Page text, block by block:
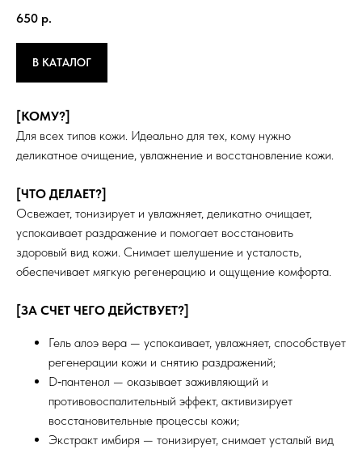
650 р.
В КАТАЛОГ
[КОМУ?]
Для всех типов кожи. Идеально для тех, кому нужно
деликатное очищение, увлажнение и восстановление кожи.
[ЧТО ДЕЛАЕТ?]
Освежает, тонизирует и увлажняет, деликатно очищает,
успокаивает раздражение и помогает восстановить
здоровый вид кожи. Снимает шелушение и усталость,
обеспечивает мягкую регенерацию и ощущение комфорта.
[ЗА СЧЕТ ЧЕГО ДЕЙСТВУЕТ?]
Гель алоэ вера — успокаивает, увлажняет, способствует
регенерации кожи и снятию раздражений;
D‑пантенол — оказывает заживляющий и
противовоспалительный эффект, активизирует
восстановительные процессы кожи;
Экстракт имбиря — тонизирует, снимает усталый вид